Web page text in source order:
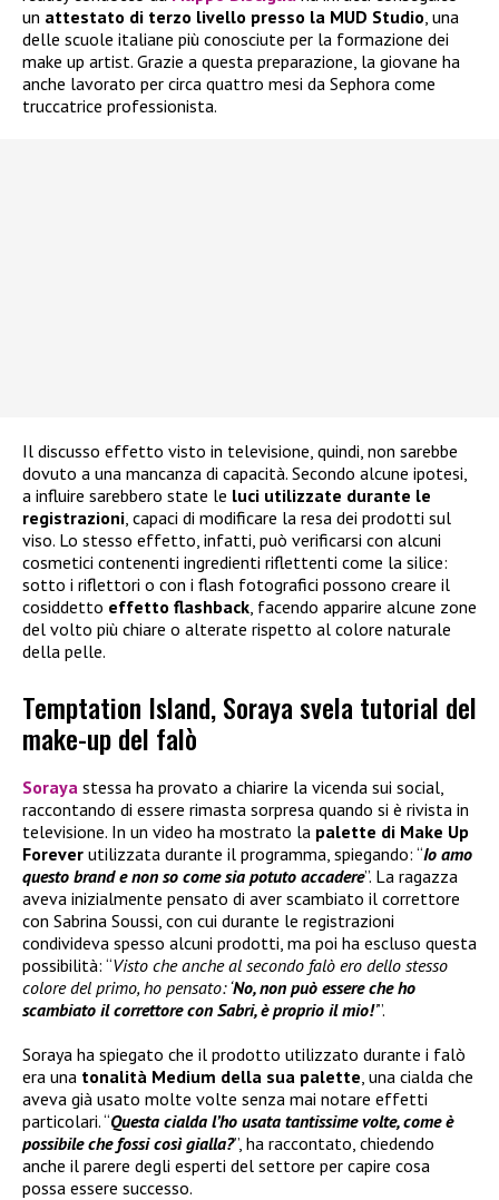
un attestato di terzo livello presso la MUD Studio , una
delle scuole italiane più conosciute per la formazione dei
make up artist. Grazie a questa preparazione, la giovane ha
anche lavorato per circa quattro mesi da Sephora come
truccatrice professionista.
Il discusso effetto visto in televisione, quindi, non sarebbe
dovuto a una mancanza di capacità. Secondo alcune ipotesi,
a influire sarebbero state le luci utilizzate durante le
registrazioni , capaci di modificare la resa dei prodotti sul
viso. Lo stesso effetto, infatti, può verificarsi con alcuni
cosmetici contenenti ingredienti riflettenti come la silice:
sotto i riflettori o con i flash fotografici possono creare il
cosiddetto effetto flashback , facendo apparire alcune zone
del volto più chiare o alterate rispetto al colore naturale
della pelle.
Temptation Island, Soraya svela tutorial del
make-up del falò
Soraya stessa ha provato a chiarire la vicenda sui social,
raccontando di essere rimasta sorpresa quando si è rivista in
televisione. In un video ha mostrato la palette di Make Up
Forever utilizzata durante il programma, spiegando: “Io amo
questo brand e non so come sia potuto accadere”. La ragazza
aveva inizialmente pensato di aver scambiato il correttore
con Sabrina Soussi, con cui durante le registrazioni
condivideva spesso alcuni prodotti, ma poi ha escluso questa
possibilità: “Visto che anche al secondo falò ero dello stesso
colore del primo, ho pensato: ‘No, non può essere che ho
scambiato il correttore con Sabri, è proprio il mio!’”.
Soraya ha spiegato che il prodotto utilizzato durante i falò
era una tonalità Medium della sua palette , una cialda che
aveva già usato molte volte senza mai notare effetti
particolari. “Questa cialda l’ho usata tantissime volte, come è
possibile che fossi così gialla?”, ha raccontato, chiedendo
anche il parere degli esperti del settore per capire cosa
possa essere successo.